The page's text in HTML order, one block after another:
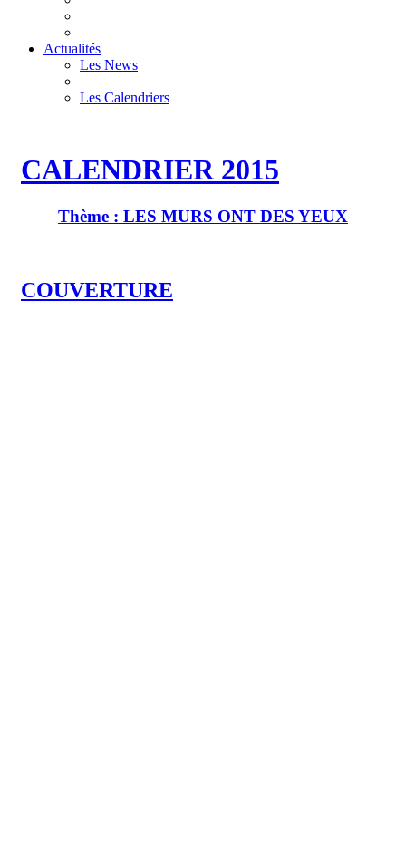
Actualités
Les News
Les Calendriers
CALENDRIER 2015
Thème : LES MURS ONT DES YEUX
COUVERTURE